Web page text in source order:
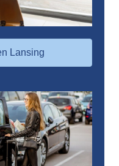
Lansing